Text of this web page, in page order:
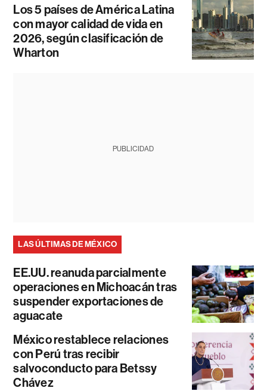
Los 5 países de América Latina
con mayor calidad de vida en
2026, según clasificación de
Wharton
PUBLICIDAD
LAS ÚLTIMAS DE MÉXICO
EE.UU. reanuda parcialmente
operaciones en Michoacán tras
suspender exportaciones de
aguacate
México restablece relaciones
con Perú tras recibir
salvoconducto para Betssy
Chávez